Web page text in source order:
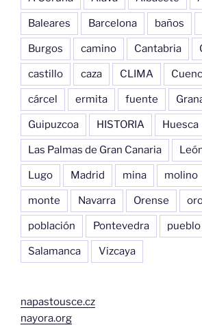
Baleares Barcelona baños
Burgos camino Cantabria
castillo caza CLIMA
cárcel ermita fuente
Guipuzcoa HISTORIA Huesca
Las Palmas de Gran Canaria
Lugo Madrid mina molino
monte Navarra Orense
población Pontevedra pueblo
Salamanca Vizcaya
napastousce.cz
nayora.org